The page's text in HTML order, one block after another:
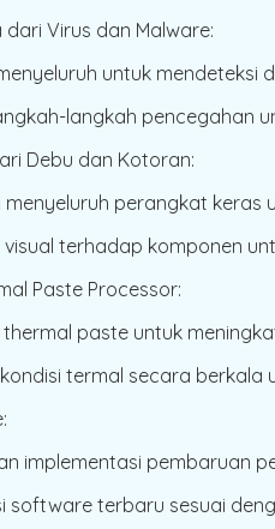
Virus dan Malware:
untuk mendeteksi
langkah pencegahan
Debu dan Kotoran:
menyeluruh perangkat
visual terhadap komponen
Paste Processor:
paste untuk
termal secara berkala
implementasi pembaruan
software terbaru sesuai